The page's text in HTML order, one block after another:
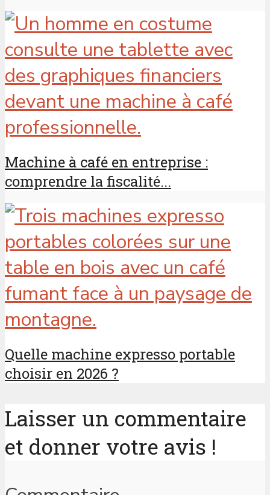
Machine à café en entreprise :
comprendre la fiscalité...
Quelle machine expresso portable
choisir en 2026 ?
Laisser un commentaire
et donner votre avis !